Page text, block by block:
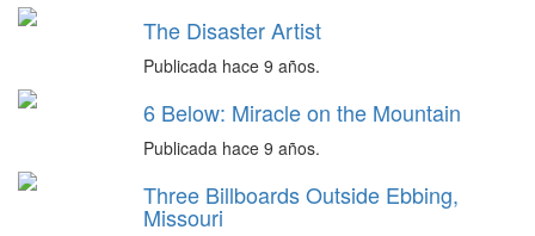
The Disaster Artist
Publicada hace 9 años.
6 Below: Miracle on the Mountain
Publicada hace 9 años.
Three Billboards Outside Ebbing,
Missouri